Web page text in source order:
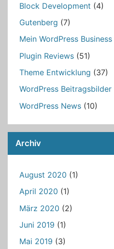
Block Development (4)
Gutenberg (7)
Mein WordPress Business
Plugin Reviews (51)
Theme Entwicklung (37)
WordPress Beitragsbilder
WordPress News (10)
Archiv
August 2020 (1)
April 2020 (1)
März 2020 (2)
Juni 2019 (1)
Mai 2019 (3)